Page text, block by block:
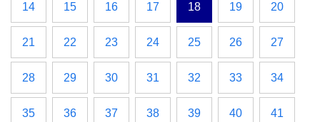
14 15 16 17 18 19 20
21 22 23 24 25 26 27
28 29 30 31 32 33 34
35 36 37 38 39 40 41